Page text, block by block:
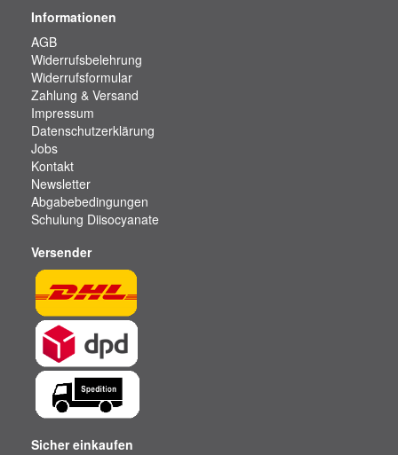
Informationen
AGB
Widerrufsbelehrung
Widerrufsformular
Zahlung & Versand
Impressum
Datenschutzerklärung
Jobs
Kontakt
Newsletter
Abgabebedingungen
Schulung Diisocyanate
Versender
Sicher einkaufen